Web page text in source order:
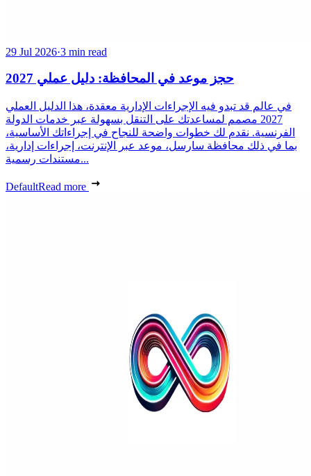
29 Jul 2026·3 min read
حجز موعد في المحافظة: دليل عملي 2027
في عالم قد تبدو فيه الإجراءات الإدارية معقدة، هذا الدليل العملي
2027 مصمم لمساعدتك على التنقل بسهولة عبر خدمات الدولة
الفرنسية. نقدم لك خطوات واضحة للنجاح في إجراءاتك الأساسية،
بما في ذلك محافظة سارسل، موعد عبر الإنترنت، إجراءات إدارية،
مستندات رسمية...
DefaultRead more